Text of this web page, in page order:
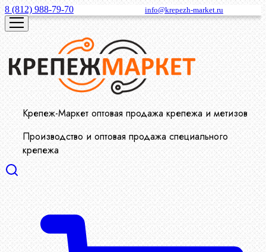
8 (812) 988-79-70 info@krepezh-market.ru
Крепеж-Маркет оптовая продажа крепежа и метизов
Производство и оптовая продажа специального
крепежа